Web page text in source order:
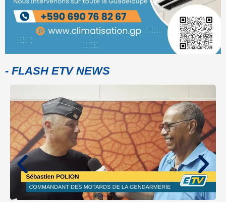
- FLASH ETV NEWS